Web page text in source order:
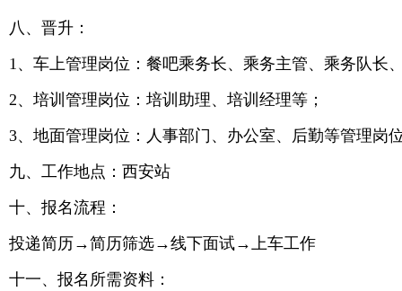
八、晋升：
1、车上管理岗位：餐吧乘务长、乘务主管、乘务队长
2、培训管理岗位：培训助理、培训经理等；
3、地面管理岗位：人事部门、办公室、后勤等管理
九、工作地点：西安站
十、报名流程：
投递简历→简历筛选→线下面试→上车工作
十一、报名所需资料：